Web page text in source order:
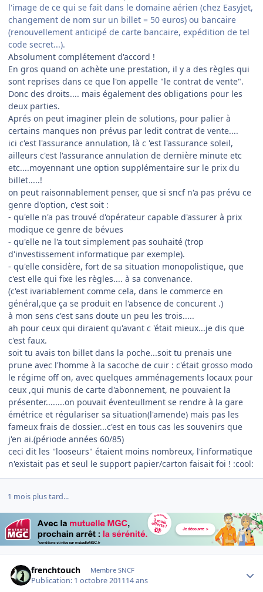
l'image de ce qui se fait dans le domaine aérien (chez Easyjet,
changement de nom sur un billet = 50 euros) ou bancaire
(renouvellement anticipé de carte bancaire, expédition de tel
code secret...).
Absolument complétement d'accord !
En gros quand on achète une prestation, il y a des règles qui
sont reprises dans ce que l'on appelle "le contrat de vente".
Donc des droits.... mais également des obligations pour les
deux parties.
Aprés on peut imaginer plein de solutions, pour palier à
certains manques non prévus par ledit contrat de vente....
ici c'est l'assurance annulation, là c 'est l'assurance soleil,
ailleurs c'est l'assurance annulation de dernière minute etc
etc....moyennant une option supplémentaire sur le prix du
billet.....!
on peut raisonnablement penser, que si sncf n'a pas prévu ce
genre d'option, c'est soit :
- qu'elle n'a pas trouvé d'opérateur capable d'assurer à prix
modique ce genre de bévues
- qu'elle ne l'a tout simplement pas souhaité (trop
d'investissement informatique par exemple).
- qu'elle considère, fort de sa situation monopolistique, que
c'est elle qui fixe les règles.... à sa convenance.
(c'est ivariablement comme cela, dans le commerce en
général,que ça se produit en l'absence de concurent .)
à mon sens c'est sans doute un peu les trois.....
ah pour ceux qui diraient qu'avant c 'était mieux...je dis que
c'est faux.
soit tu avais ton billet dans la poche...soit tu prenais une
prune avec l'homme à la sacoche de cuir : c'était grosso modo
le régime off on, avec quelques amménagements locaux pour
ceux ,qui munis de carte d'abonnement, ne pouvaient la
présenter........on pouvait éventeullment se rendre à la gare
émétrice et régulariser sa situation(l'amende) mais pas les
fameux frais de dossier...c'est en tous cas les souvenirs que
j'en ai.(période années 60/85)
ceci dit les ''looseurs" étaient moins nombreux, l'informatique
n'existait pas et seul le support papier/carton faisait foi ! :cool:
1 mois plus tard...
frenchtouch Membre SNCF
Publication: 1 octobre 201114 ans